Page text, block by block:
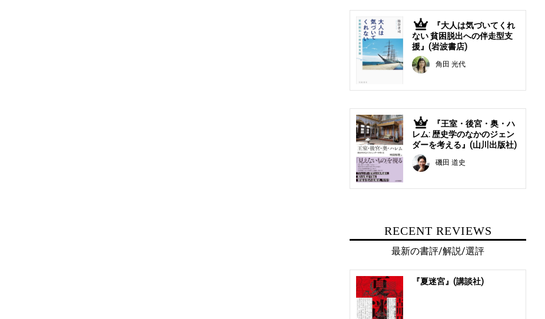
4
『大人は気づいてくれ
ない 貧困脱出への伴走型支
援』(岩波書店)
角田 光代
5
『王室・後宮・奥・ハ
レム: 歴史学のなかのジェン
ダーを考える』(山川出版社)
磯田 道史
RECENT REVIEWS
最新の書評/解説/選評
『夏迷宮』(講談社)